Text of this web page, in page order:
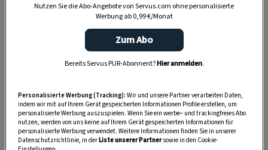
Nutzen Sie die Abo-Angebote von Servus.com ohne personalisierte
Werbung ab 0,99 €/Monat
Zum Abo
Bereits Servus PUR-Abonnent?Hier anmelden.
Personalisierte Werbung (Tracking): Wir und unsere Partner verarbeiten Daten,
indem wir mit auf Ihrem Gerät gespeicherten Informationen Profile erstellen, um
personalisierte Werbung auszuspielen. Wenn Sie ein werbe– und trackingfreies Abo
nutzen, werden von uns keine auf Ihrem Gerät gespeicherten Informationen für
personalisierte Werbung verwendet. Weitere Informationen finden Sie in unserer
Datenschutzrichtlinie, in derListe unserer Partnersowie in den Cookie-